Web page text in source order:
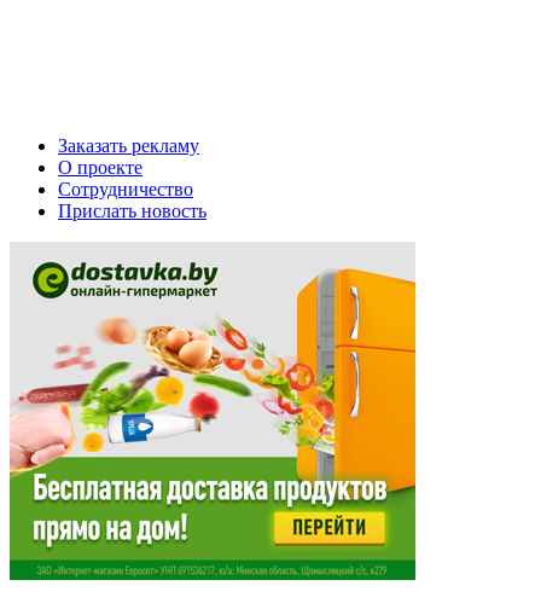
Заказать рекламу
О проекте
Сотрудничество
Прислать новость